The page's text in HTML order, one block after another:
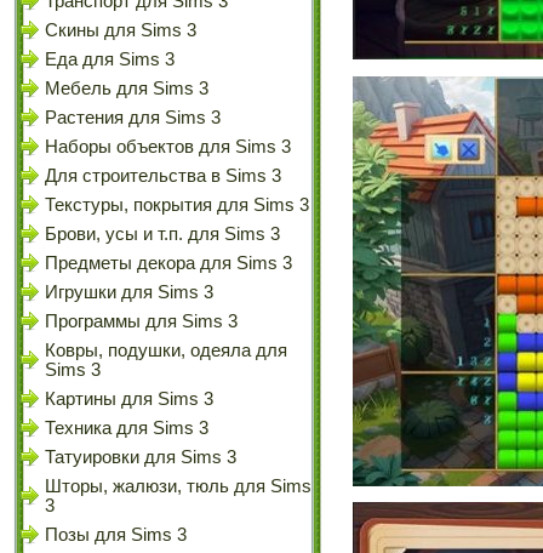
Скины для Sims 3
Еда для Sims 3
Мебель для Sims 3
Растения для Sims 3
Наборы объектов для Sims 3
Для строительства в Sims 3
Текстуры, покрытия для Sims 3
Брови, усы и т.п. для Sims 3
Предметы декора для Sims 3
Игрушки для Sims 3
Программы для Sims 3
Ковры, подушки, одеяла для
Sims 3
Картины для Sims 3
Техника для Sims 3
Татуировки для Sims 3
Шторы, жалюзи, тюль для Sims
3
Позы для Sims 3